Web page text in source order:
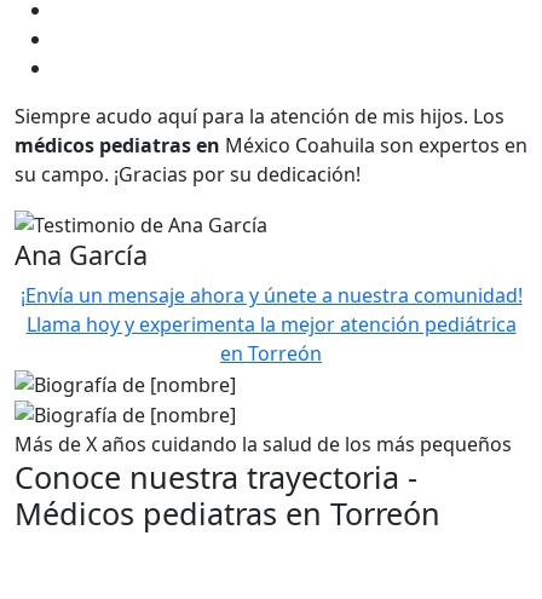
Siempre acudo aquí para la atención de mis hijos. Los
médicos pediatras en México Coahuila son expertos en
su campo. ¡Gracias por su dedicación!
Ana García
¡Envía un mensaje ahora y únete a nuestra comunidad!
Llama hoy y experimenta la mejor atención pediátrica
en Torreón
Más de X años cuidando la salud de los más pequeños
Conoce nuestra trayectoria -
Médicos pediatras en Torreón